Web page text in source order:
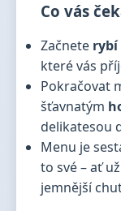
Co vás
Začnete rybí
které vás
Pokračovat
šťavnatým
delikatesou
Menu je
to své – ať
jemnější